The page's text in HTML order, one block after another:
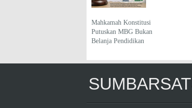
Mahkamah Konstitusi
Putuskan MBG Bukan
Belanja Pendidikan